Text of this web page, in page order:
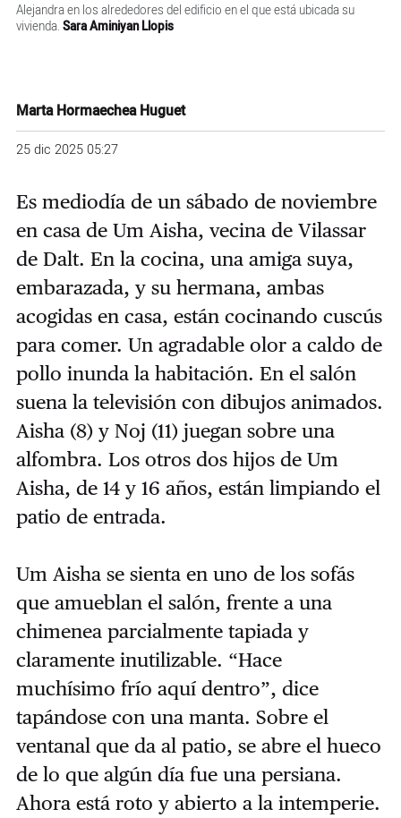
Alejandra en los alrededores del edificio en el que está ubicada su
vivienda. Sara Aminiyan Llopis
Marta Hormaechea Huguet
25 dic 2025 05:27
Es mediodía de un sábado de noviembre
en casa de Um Aisha, vecina de Vilassar
de Dalt. En la cocina, una amiga suya,
embarazada, y su hermana, ambas
acogidas en casa, están cocinando cuscús
para comer. Un agradable olor a caldo de
pollo inunda la habitación. En el salón
suena la televisión con dibujos animados.
Aisha (8) y Noj (11) juegan sobre una
alfombra. Los otros dos hijos de Um
Aisha, de 14 y 16 años, están limpiando el
patio de entrada.
Um Aisha se sienta en uno de los sofás
que amueblan el salón, frente a una
chimenea parcialmente tapiada y
claramente inutilizable. “Hace
muchísimo frío aquí dentro”, dice
tapándose con una manta. Sobre el
ventanal que da al patio, se abre el hueco
de lo que algún día fue una persiana.
Ahora está roto y abierto a la intemperie.